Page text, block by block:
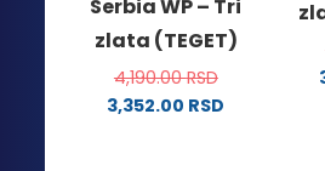
Serbia WP – Tri
zlata (TEGET)
4,190.00RSD
3,352.00 RSD